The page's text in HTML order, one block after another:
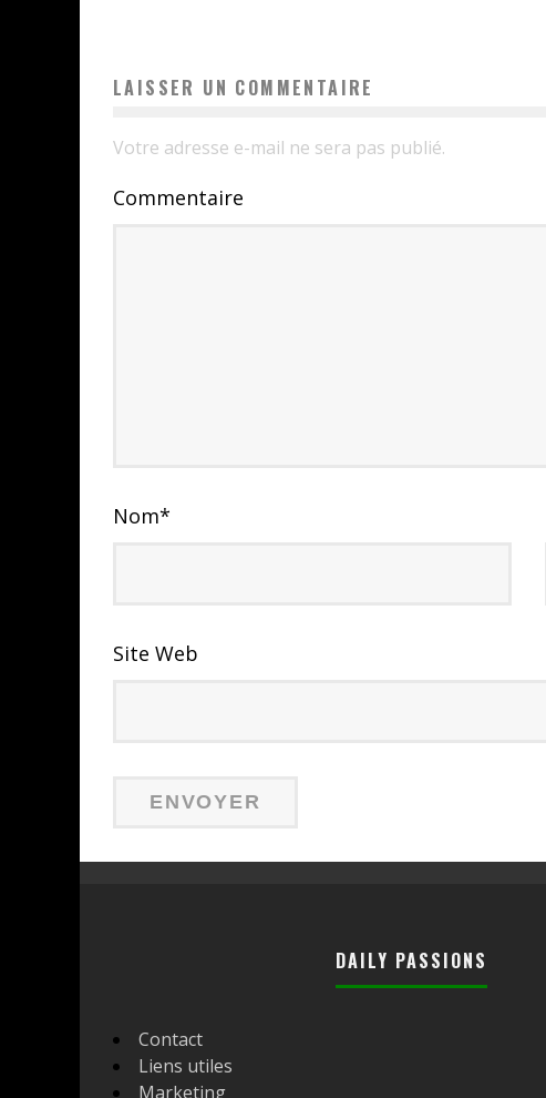
LAISSER UN COMMENTAIRE
Votre adresse e-mail ne sera pas publié.
Commentaire
Nom*
Site Web
DAILY PASSIONS
Contact
Liens utiles
Marketing